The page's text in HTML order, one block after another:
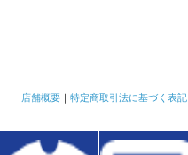
店舗概要 特定商取引法に基づく表記